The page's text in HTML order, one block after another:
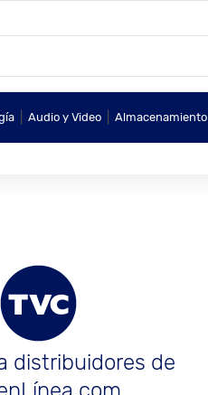
Audio y Video Almacenamiento
distribuidores de